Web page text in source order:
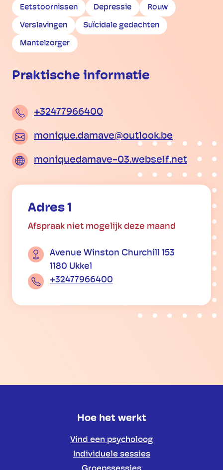
Eetstoornissen Depressie Rouw
Verslavingen Suïcidale gedachten
Mantelzorger
Praktische informatie
+32477966400
monique.damave@outlook.be
moniquedamave-03.webself.net
Adres 1
Afspraak niet mogelijk deze maand
Avenue Winston Churchill 153
1180 Ukkel
+32477966400
Hoe het werkt
Vind een psycholoog
Individuele sessies